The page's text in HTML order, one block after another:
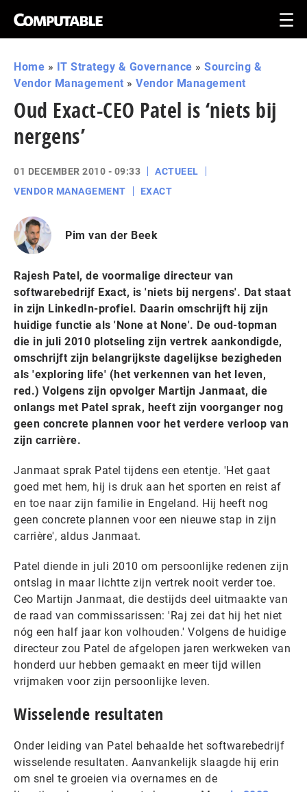
Home » IT Strategy & Governance » Sourcing &
Vendor Management » Vendor Management
Oud Exact-CEO Patel is ‘niets bij
nergens’
01 DECEMBER 2010 - 09:33
ACTUEEL
VENDOR MANAGEMENT
EXACT
Pim van der Beek
Rajesh Patel, de voormalige directeur van
softwarebedrijf Exact, is 'niets bij nergens'. Dat staat
in zijn LinkedIn-profiel. Daarin omschrijft hij zijn
huidige functie als 'None at None'. De oud-topman
die in juli 2010 plotseling zijn vertrek aankondigde,
omschrijft zijn belangrijkste dagelijkse bezigheden
als 'exploring life' (het verkennen van het leven,
red.) Volgens zijn opvolger Martijn Janmaat, die
onlangs met Patel sprak, heeft zijn voorganger nog
geen concrete plannen voor het verdere verloop van
zijn carrière.
Janmaat sprak Patel tijdens een etentje. 'Het gaat
goed met hem, hij is druk aan het sporten en reist af
en toe naar zijn familie in Engeland. Hij heeft nog
geen concrete plannen voor een nieuwe stap in zijn
carrière', aldus Janmaat.
Patel diende in juli 2010 om persoonlijke redenen zijn
ontslag in maar lichtte zijn vertrek nooit verder toe.
Ceo Martijn Janmaat, die destijds deel uitmaakte van
de raad van commissarissen: 'Raj zei dat hij het niet
nóg een half jaar kon volhouden.' Volgens de huidige
directeur zou Patel de afgelopen jaren werkweken van
honderd uur hebben gemaakt en meer tijd willen
vrijmaken voor zijn persoonlijke leven.
Wisselende resultaten
Onder leiding van Patel behaalde het softwarebedrijf
wisselende resultaten. Aanvankelijk slaagde hij erin
om snel te groeien via overnames en de